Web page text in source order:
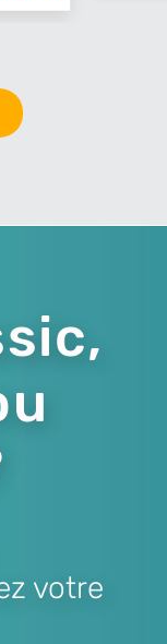
votre